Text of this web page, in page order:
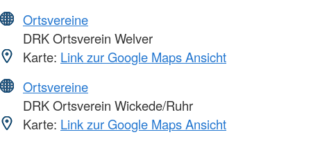
Ortsvereine
DRK Ortsverein Welver
Karte: Link zur Google Maps Ansicht
Ortsvereine
DRK Ortsverein Wickede/Ruhr
Karte: Link zur Google Maps Ansicht